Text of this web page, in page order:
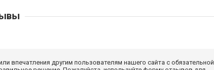
впечатления другим пользователям нашего сайта с обязательной